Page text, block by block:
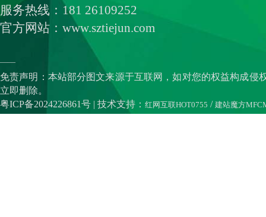
服务热线：181 26109252
官方网站：www.sztiejun.com
——
免责声明：本站部分图文来源于互联网，如对您的权益构成侵
立即删除。
粤ICP备2024226861号 | 技术支持： 红网互联HOT0755 / 建站魔方